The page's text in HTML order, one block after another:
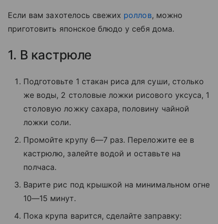
Если вам захотелось свежих роллов, можно
приготовить японское блюдо у себя дома.
1. В кастрюле
Подготовьте 1 стакан риса для суши, столько
же воды, 2 столовые ложки рисового уксуса, 1
столовую ложку сахара, половину чайной
ложки соли.
Промойте крупу 6—7 раз. Переложите ее в
кастрюлю, залейте водой и оставьте на
полчаса.
Варите рис под крышкой на минимальном огне
10—15 минут.
Пока крупа варится, сделайте заправку: